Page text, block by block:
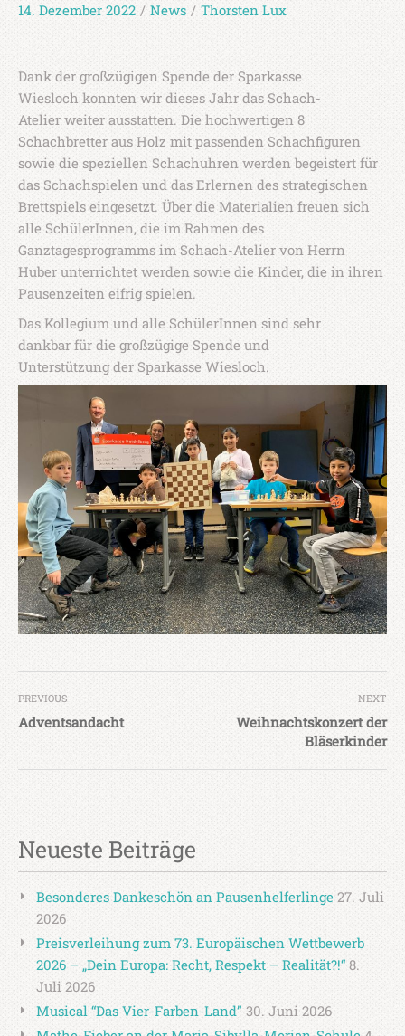
14. Dezember 2022 / News / Thorsten Lux
Dank der großzügigen Spende der Sparkasse
Wiesloch konnten wir dieses Jahr das Schach-
Atelier weiter ausstatten. Die hochwertigen 8
Schachbretter aus Holz mit passenden Schachfiguren
sowie die speziellen Schachuhren werden begeistert für
das Schachspielen und das Erlernen des strategischen
Brettspiels eingesetzt. Über die Materialien freuen sich
alle SchülerInnen, die im Rahmen des
Ganztagesprogramms im Schach-Atelier von Herrn
Huber unterrichtet werden sowie die Kinder, die in ihren
Pausenzeiten eifrig spielen.
Das Kollegium und alle SchülerInnen sind sehr
dankbar für die großzügige Spende und
Unterstützung der Sparkasse Wiesloch.
PREVIOUS
Adventsandacht
NEXT
Weihnachtskonzert der
Bläserkinder
Neueste Beiträge
Besonderes Dankeschön an Pausenhelferlinge 27. Juli
2026
Preisverleihung zum 73. Europäischen Wettbewerb
2026 – „Dein Europa: Recht, Respekt – Realität?!“ 8.
Juli 2026
Musical “Das Vier-Farben-Land” 30. Juni 2026